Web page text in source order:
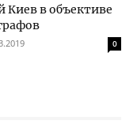
в объективе
0